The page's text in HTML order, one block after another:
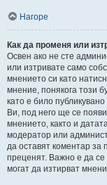
Нагоре
Как да променя или
Освен ако не сте
или изтривате само
мнението си като
мнение, понякога този
като е било
Ви, под него ще се
мнението, както и
модератор или
да оставят коментар
преценят. Важно е да
могат да изтирват